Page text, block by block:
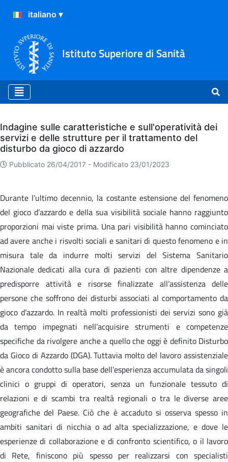
Istituto Superiore di Sanità
Archivio
Indagine sulle caratteristiche e sull'operatività dei
servizi e delle strutture per il trattamento del
disturbo da gioco di azzardo
Pubblicato 26/04/2017 - Modificato 23/01/2023
Durante l’ultimo decennio, la costante estensione del fenomeno
del gioco d’azzardo e della sua visibilità sociale hanno raggiunto
proporzioni mai viste prima. Una pari visibilità hanno cominciato
ad avere anche i risvolti sociali e sanitari di questo fenomeno e in
misura tale da indurre molti servizi del Sistema Sanitario
Nazionale dedicati alla cura di pazienti con altre dipendenze a
predisporre attività e risorse finalizzate all’assistenza delle
persone che soffrono dei disturbi associati al comportamento da
gioco d’azzardo. In realtà molti professionisti dei servizi sono già
da tempo impegnati nell’acquisire strumenti e competenze
specifiche da rivolgere anche a quello che oggi è definito Disturbo
da Gioco di Azzardo (DGA). Tuttavia molto del lavoro assistenziale
è ancora condotto sulla base dell’esperienza accumulata da singoli
clinici o gruppi di operatori, senza un funzionale tessuto di
relazioni e di scambi tra realtà regionali o tra le diverse aree
geografiche del Paese. Ciò che è accaduto si osserva spesso in
ambiti sanitari di nicchia o ad alta specializzazione, e dove le
esperienze di collaborazione e di confronto scientifico, o il lavoro
di Rete, finiscono più spesso per realizzarsi con specialisti